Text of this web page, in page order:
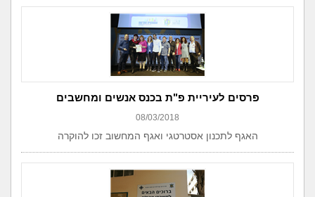
פרסים לעיריית פ"ת בכנס אנשים ומחשבים
08/03/2018
האגף לתכנון אסטרטגי ואגף המחשוב זכו להוקרה